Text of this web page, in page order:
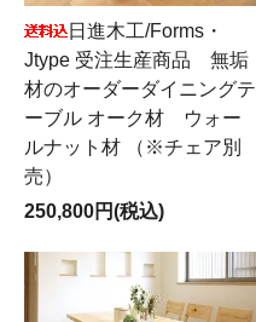
日進木工/Forms・
Jtype 受注生産商品 無垢
材のオーダーダイニングテ
ーブル オーク材 ウォー
ルナット材 （※チェア別
売）
250,800円(税込)